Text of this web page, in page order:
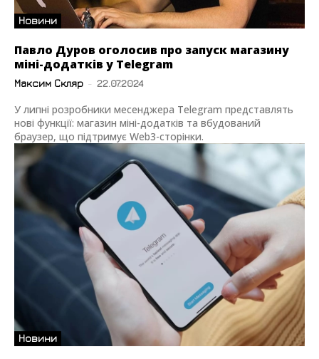
Новини
Павло Дуров оголосив про запуск магазину
міні-додатків у Telegram
Максим Скляр - 22.07.2024
У липні розробники месенджера Telegram представлять
нові функції: магазин міні-додатків та вбудований
браузер, що підтримує Web3-сторінки.
Новини